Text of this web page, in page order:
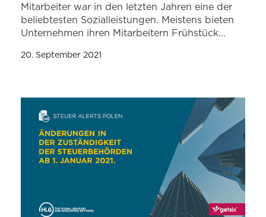
Mitarbeiter war in den letzten Jahren eine der
beliebtesten Sozialleistungen. Meistens bieten
Unternehmen ihren Mitarbeitern Frühstück…
20. September 2021